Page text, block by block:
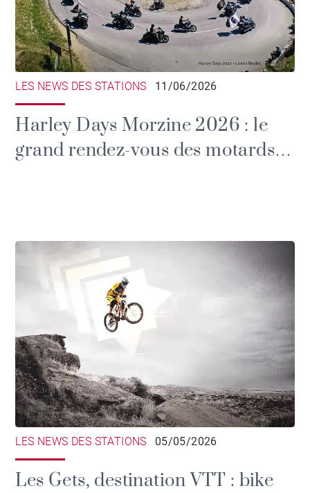
LES NEWS DES STATIONS 11/06/2026
Harley Days Morzine 2026 : le
grand rendez-vous des motards
LES NEWS DES STATIONS 05/05/2026
Les Gets, destination VTT : bike